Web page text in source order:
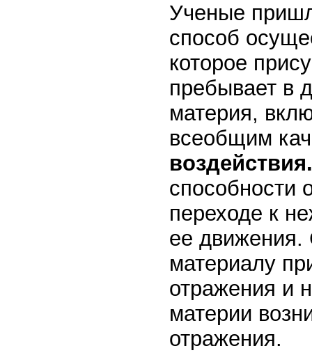
Ученые
способ
которое
пребывает в
материя,
всеобщим
способности
переходе к
ее движения.
материалу
отражения и
материи
отражения.